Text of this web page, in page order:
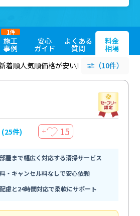
施工
事例
1件
安心
ガイド
よくある
質問
料金
相場
着順人気順価格が安い順 評価が高い順
（10件）
(25件) ＋ 15
屋まで幅広く対応する清掃サービス
・キャンセル料なしで安心依頼
慮と24時間対応で柔軟にサポート